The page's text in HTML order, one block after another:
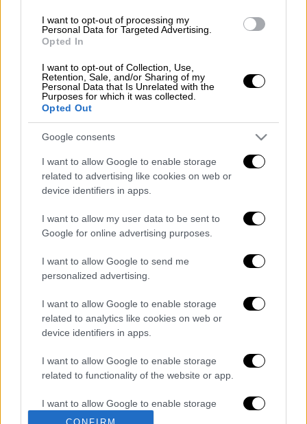
I want to opt-out of processing my
Personal Data for Targeted Advertising.
Opted In
I want to opt-out of Collection, Use,
Retention, Sale, and/or Sharing of my
Personal Data that Is Unrelated with the
Purposes for which it was collected.
Opted Out
Google consents
I want to allow Google to enable storage
related to advertising like cookies on web or
device identifiers in apps.
I want to allow my user data to be sent to
Google for online advertising purposes.
I want to allow Google to send me
personalized advertising.
I want to allow Google to enable storage
related to analytics like cookies on web or
device identifiers in apps.
I want to allow Google to enable storage
related to functionality of the website or app.
I want to allow Google to enable storage
related to personalization.
περισσότεροι ..
Τα σχολιά σας δημοσιεύονται άμεσα με δική σας ευθύνη. Το
ΕΘΝΟΣ θα παρεμβαίνει και τα προσβλητικά σχόλια θα
διαγράφονται
Θρήνος για τον Λιονέλ Μέσι: Πέθανε στα 68
του χρόνια ο πατέρας του, Χόρχε
Φωτιά στην Αττικοβοιωτία: Πώς στήθηκε η
απομακρύνθηκαν διά θαλάσσης